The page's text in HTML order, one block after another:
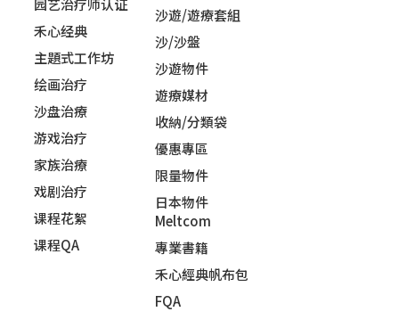
园艺治疗师认证
禾心经典
主題式工作坊
绘画治疗
沙盘治療
游戏治疗
家族治療
戏剧治疗
课程花絮
课程QA
沙遊/遊療套組
沙/沙盤
沙遊物件
遊療媒材
收納/分類袋
優惠專區
限量物件
日本物件
Meltcom
專業書籍
禾心經典帆布包
FQA